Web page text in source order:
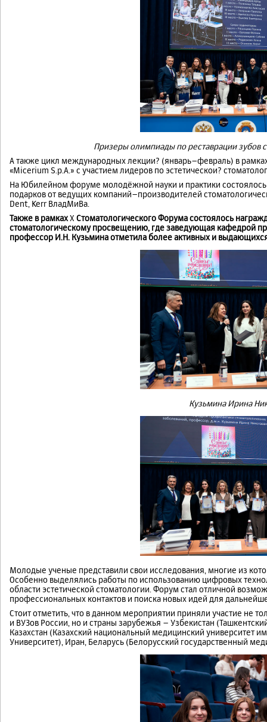
Призеры олимпиады по реставрации зубов
А также цикл международных лекции? (январь–февраль) в
«Micerium S.p.A.» с участием лидеров по эстетическои?
На Юбилейном форуме молодёжной науки и практики
подарков от ведущих компаний–производителей
Dent, Kerr ВладМиВа.
Также в рамкахX Стоматологического Форума состоялось
стоматологическому просвещению, где заведующая кафедрой
профессор И.Н. Кузьмина отметила более активных и
Кузьмина Ирина
Молодые ученые представили свои исследования, многие из
Особенно выделялись работы по использованию цифровых
области эстетической стоматологии. Форум стал отличной
профессиональных контактов и поиска новых идей для
Стоит отметить, что в данном мероприятии приняли участие не
и ВУЗов России, но и страны зарубежья – Узбекистан
Казахстан (Казахский национальный медицинский университет
Университет), Иран, Беларусь (Белорусский государственный